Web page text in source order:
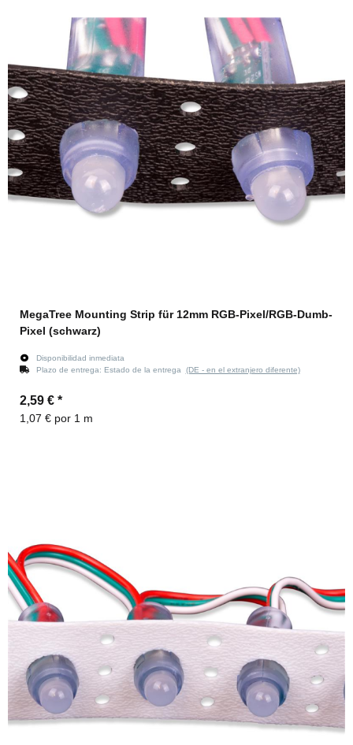
MegaTree Mounting Strip für 12mm RGB-Pixel/RGB-Dumb-
Pixel (schwarz)
Disponibilidad inmediata
Plazo de entrega: Estado de la entrega (DE - en el extranjero diferente)
2,59 € *
1,07 € por 1 m